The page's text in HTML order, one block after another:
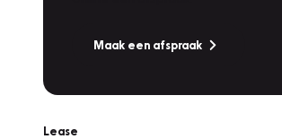
Maak een afspraak
Lease